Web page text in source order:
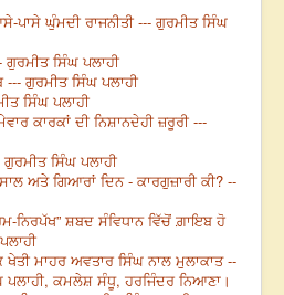
ਪਾਸੇ ਘੁੰਮਦੀ ਰਾਜਨੀਤੀ --- ਗੁਰਮੀਤ ਸਿੰਘ
ਸਿੰਘ ਪਲਾਹੀ
--- ਗੁਰਮੀਤ ਸਿੰਘ ਪਲਾਹੀ
ਸਿੰਘ ਪਲਾਹੀ
ਕਾਰਕਾਂ ਦੀ ਨਿਸ਼ਾਨਦੇਹੀ ਜ਼ਰੂਰੀ ---
ਸਿੰਘ ਪਲਾਹੀ
ਅਤੇ ਗਿਆਰਾਂ ਦਿਨ - ਕਾਰਗੁਜ਼ਾਰੀ ਕੀ? --
ਨਿਰਪੱਖ” ਸ਼ਬਦ ਸੰਵਿਧਾਨ ਵਿੱਚੋਂ ਗ਼ਾਇਬ ਹੋ
ਮਾਹਰ ਅਵਤਾਰ ਸਿੰਘ ਨਾਲ ਮੁਲਾਕਾਤ --
ਪਲਾਹੀ, ਕਮਲੇਸ਼ ਸੰਧੂ, ਹਰਜਿੰਦਰ ਨਿਆਣਾ।